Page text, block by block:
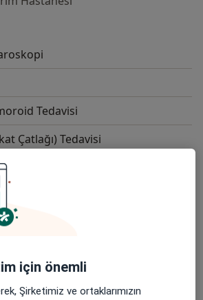
Tedavisi
Çatlağı) Tedavisi
için önemli
Şirketimiz ve ortaklarımızın